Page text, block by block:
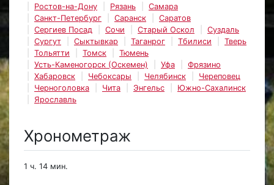
Ростов-на-Дону
Рязань
Самара
Санкт-Петербург
Саранск
Саратов
Сергиев Посад
Сочи Старый Оскол
Суздаль
Сургут
Сыктывкар Таганрог Тбилиси
Тверь
Тольятти
Томск
Тюмень
Усть-Каменогорск (Оскемен)
Уфа
Фрязино
Хабаровск
Чебоксары Челябинск
Череповец
Черноголовка
Чита Энгельс
Южно-Сахалинск
Ярославль
Хронометраж
1 ч. 14 мин.